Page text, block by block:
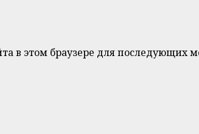
в этом браузере для последующих